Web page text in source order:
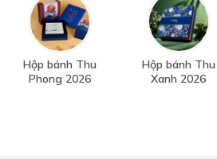
Hộp bánh Thu
Phong 2026
Hộp bánh Thu
Xanh 2026